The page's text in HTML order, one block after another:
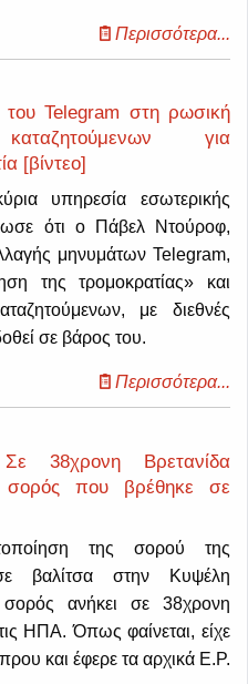
Περισσότερα...
του Telegram στη ρωσική
για
[βίντεο]
υπηρεσία εσωτερικής
ότι ο Πάβελ Ντούροφ,
μηνυμάτων Telegram,
της τρομοκρατίας» και
με διεθνές
σε βάρος του.
Περισσότερα...
38χρονη Βρετανίδα
σορός που βρέθηκε σε
της σορού της
βαλίτσα στην Κυψέλη
ανήκει σε 38χρονη
ΗΠΑ. Όπως φαίνεται, είχε
και έφερε τα αρχικά Ε.Ρ.